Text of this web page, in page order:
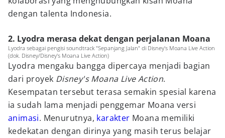
dengan talenta Indonesia.
2. Lyodra merasa dekat dengan perjalanan Moana
Lyodra sebagai pengisi soundtrack "Sepanjang Jalan" di Disney's Moana Live Action
(dok. Disney/Disney's Moana Live Action)
Lyodra mengaku bangga dipercaya menjadi bagian
dari proyek Disney's Moana Live Action.
Kesempatan tersebut terasa semakin spesial karena
ia sudah lama menjadi penggemar Moana versi
animasi. Menurutnya, karakter Moana memiliki
kedekatan dengan dirinya yang masih terus belajar